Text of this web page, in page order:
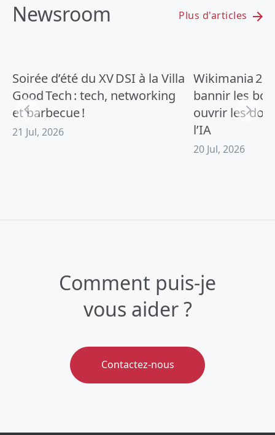
Newsroom Plus d'articles
Soirée d’été du XV DSI à la Villa
Good Tech : tech, networking
et barbecue !
21 Jul, 2026
Wikimania
bannir les
ouvrir les
l’IA
20 Jul, 2026
Comment puis-je
vous aider ?
Contactez-nous